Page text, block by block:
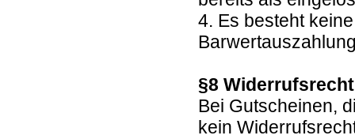
4. Es besteht
§8
Bei Gutscheinen,
kein